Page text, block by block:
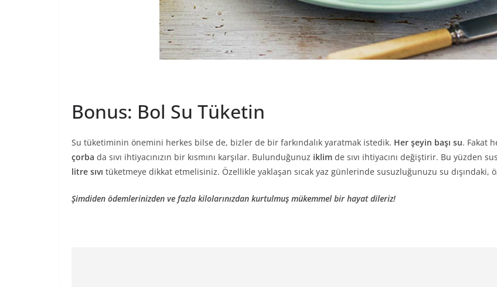
Bonus: Bol Su Tüketin
Su tüketiminin önemini herkes bilse de, bizler de bir farkındalık yaratmak istedik. Her şeyin başı su. Fakat
çorba da sıvı ihtiyacınızın bir kısmını karşılar. Bulunduğunuz iklim de sıvı ihtiyacını değiştirir. Bu yüzden
litre sıvı tüketmeye dikkat etmelisiniz. Özellikle yaklaşan sıcak yaz günlerinde susuzluğunuzu su
Şimdiden ödemlerinizden ve fazla kilolarınızdan kurtulmuş mükemmel bir hayat dileriz!